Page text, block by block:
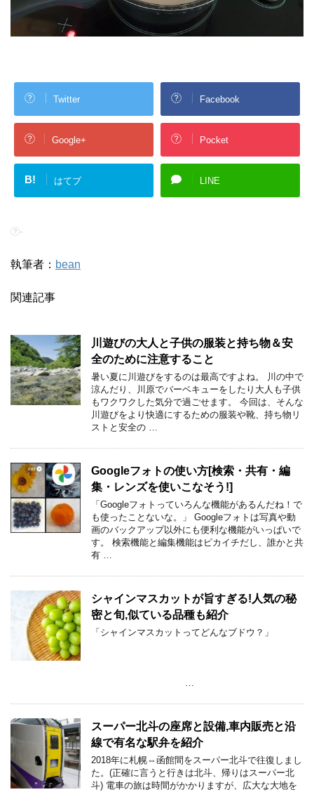
Twitter Facebook
Google+ Pocket
B! はてブ LINE
-
執筆者： bean
関連記事
川遊びの大人と子供の服装と持ち物＆安
全のために注意すること
暑い夏に川遊びをするのは最高ですよね。 川の中で
涼んだり、川原でバーベキューをしたり大人も子供
もワクワクした気分で過ごせます。 今回は、そんな
川遊びをより快適にするための服装や靴、持ち物リ
ストと安全の …
Googleフォトの使い方[検索・共有・編
集・レンズを使いこなそう!]
「Googleフォトっていろんな機能があるんだね！で
も使ったことないな。」 Googleフォトは写真や動
画のバックアップ以外にも便利な機能がいっぱいで
す。 検索機能と編集機能はピカイチだし、誰かと共
有 …
シャインマスカットが旨すぎる!人気の秘
密と旬,似ている品種も紹介
「シャインマスカットってどんなブドウ？」
…
スーパー北斗の座席と設備,車内販売と沿
線で有名な駅弁を紹介
2018年に札幌⇔函館間をスーパー北斗で往復しまし
た。(正確に言うと行きは北斗、帰りはスーパー北
斗) 電車の旅は時間がかかりますが、広大な大地を